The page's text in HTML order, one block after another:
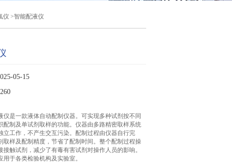
仪 >智能配液仪
05-15
仪是一款液体自动配制仪器。可实现多种试剂按不同
配制及单试剂取样的功能。仪器由多路精密取样系统
立工作，不产生交互污染。配制过程由仪器自行完
取样及配制精度，节省了配制时间。整个配制过程操
接触试剂，减少了有毒有害试剂对操作人员的影响。
用于各类检验机构及实验室。